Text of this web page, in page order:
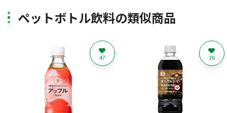
ペットボトル飲料の類似商品
47 16